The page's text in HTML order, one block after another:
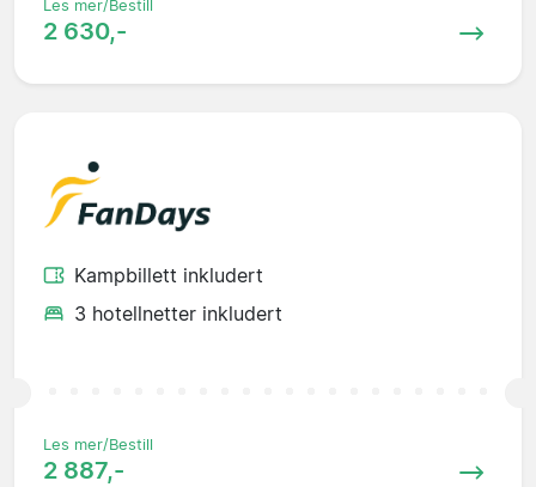
Les mer/Bestill
2 630,-
Kampbillett inkludert
3 hotellnetter inkludert
Les mer/Bestill
2 887,-